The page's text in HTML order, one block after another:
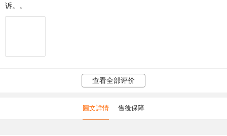
诉。。
查看全部评价
圖文詳情 售後保障